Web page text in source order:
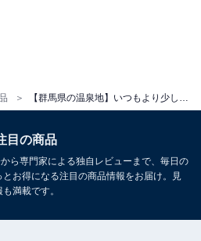
タクシーで約50分／北関東自動
分／関越自動車道赤城ICから
目の商品
ら専門家による独自レビューまで、毎日の
お得になる注目の商品情報をお届け。見
満載です。